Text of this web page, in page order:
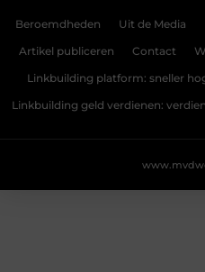
Beroemdheden Uit de Media
Artikel publiceren Contact
Linkbuilding platform: sneller
Linkbuilding geld verdienen: